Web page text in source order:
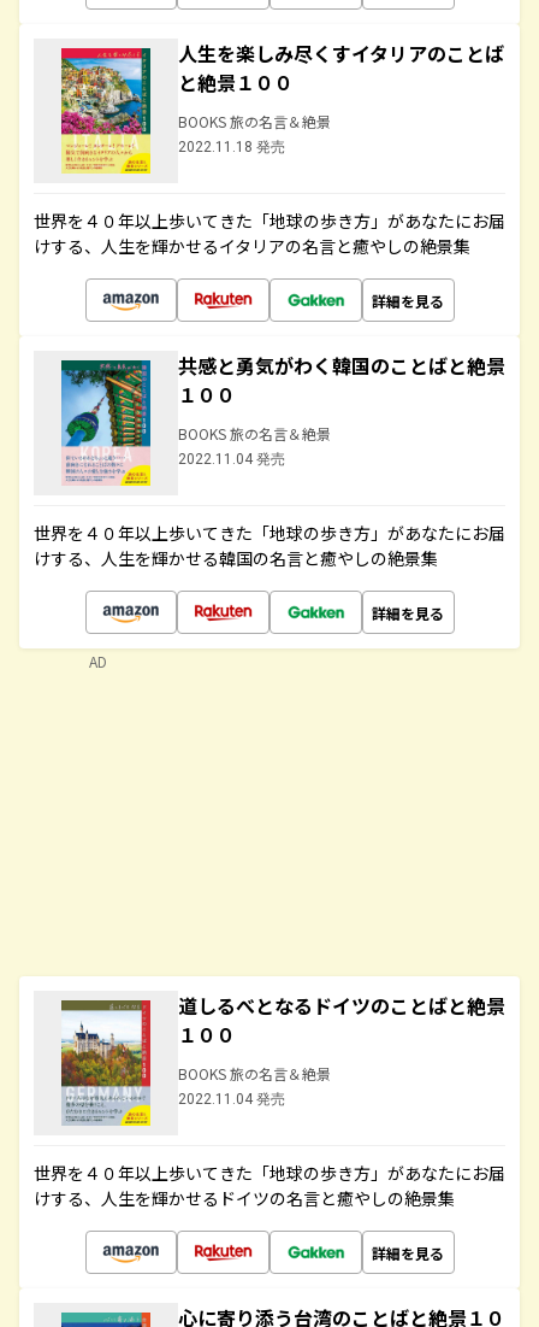
人生を楽しみ尽くすイタリアのことば
と絶景１００
BOOKS 旅の名言＆絶景
2022.11.18 発売
世界を４０年以上歩いてきた「地球の歩き方」があなたにお届
けする、人生を輝かせるイタリアの名言と癒やしの絶景集
詳細を見る
共感と勇気がわく韓国のことばと絶景
１００
BOOKS 旅の名言＆絶景
2022.11.04 発売
世界を４０年以上歩いてきた「地球の歩き方」があなたにお届
けする、人生を輝かせる韓国の名言と癒やしの絶景集
詳細を見る
道しるべとなるドイツのことばと絶景
１００
BOOKS 旅の名言＆絶景
2022.11.04 発売
世界を４０年以上歩いてきた「地球の歩き方」があなたにお届
けする、人生を輝かせるドイツの名言と癒やしの絶景集
詳細を見る
心に寄り添う台湾のことばと絶景１０
AD